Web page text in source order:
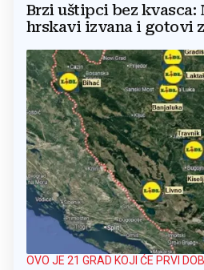
Brzi uštipci bez kvasca:
hrskavi izvana i gotovi
OVO JE 21 GRAD KOJI ĆE PRVI